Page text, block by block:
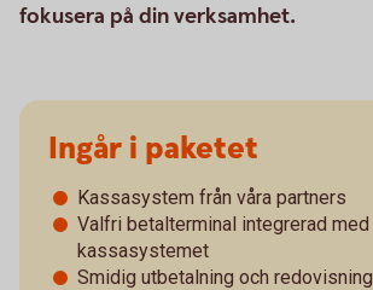
fokusera på din verksamhet.
Ingår i paketet
Kassasystem från våra partners
Valfri betalterminal integrerad med
kassasystemet
Smidig utbetalning och redovisning